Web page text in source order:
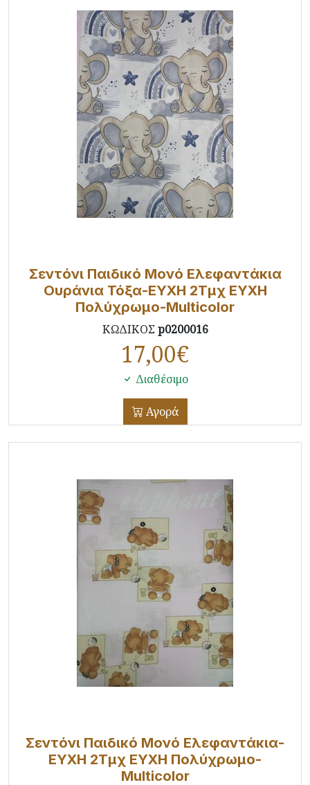
Σεντόνι Παιδικό Μονό Ελεφαντάκια
Ουράνια Τόξα-ΕΥΧΗ 2Τμχ ΕΥΧΗ
Πολύχρωμο-Multicolor
ΚΩΔΙΚΟΣ p0200016
17,00€
Διαθέσιμο
Αγορά
Σεντόνι Παιδικό Μονό Ελεφαντάκια-
ΕΥΧΗ 2Τμχ ΕΥΧΗ Πολύχρωμο-
Multicolor